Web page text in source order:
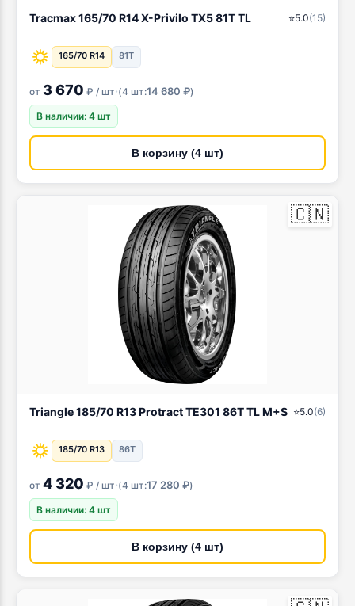
Tracmax 165/70 R14 X-Privilo TX5 81T TL ⭐5.0(15)
165/70 R14 81T
от 3 670 ₽ / шт·(4 шт:14 680 ₽)
В наличии: 4 шт
В корзину (4 шт)
🇨🇳
Triangle 185/70 R13 Protract TE301 86T TL M+S ⭐5.0(6)
185/70 R13 86T
от 4 320 ₽ / шт·(4 шт:17 280 ₽)
В наличии: 4 шт
В корзину (4 шт)